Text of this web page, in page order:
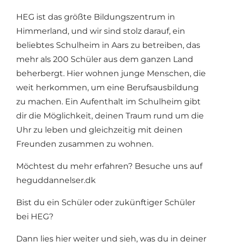
HEG ist das größte Bildungszentrum in
Himmerland, und wir sind stolz darauf, ein
beliebtes Schulheim in Aars zu betreiben, das
mehr als 200 Schüler aus dem ganzen Land
beherbergt. Hier wohnen junge Menschen, die
weit herkommen, um eine Berufsausbildung
zu machen. Ein Aufenthalt im Schulheim gibt
dir die Möglichkeit, deinen Traum rund um die
Uhr zu leben und gleichzeitig mit deinen
Freunden zusammen zu wohnen.
Möchtest du mehr erfahren? Besuche uns auf
heguddannelser.dk
Bist du ein Schüler oder zukünftiger Schüler
bei HEG?
Dann lies hier weiter und sieh, was du in deiner